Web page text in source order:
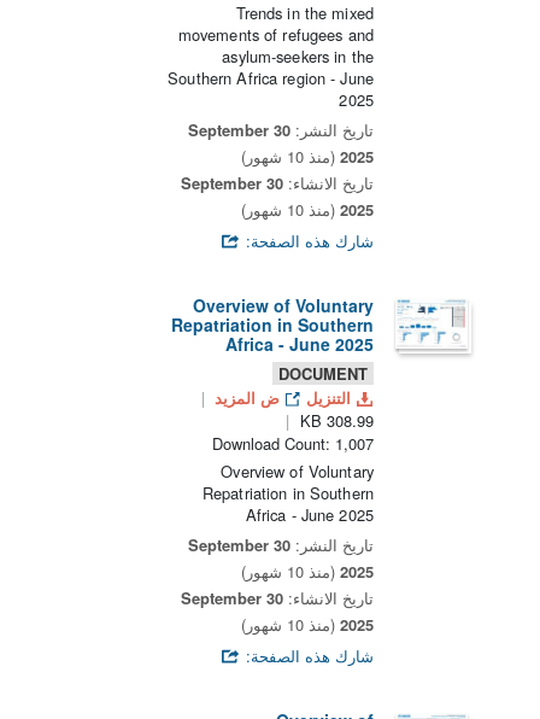
Trends in the mixed
movements of refugees and
asylum-seekers in the
Southern Africa region - June
2025
تاريخ النشر:
30 September
2025 (منذ 10 شهور)
تاريخ الانشاء:
30 September
2025 (منذ 10 شهور)
شارك هذه الصفحة:
Overview of Voluntary
Repatriation in Southern
Africa - June 2025
DOCUMENT
التنزيل
ض المزيد
308.99 KB
Download Count: 1,007
Overview of Voluntary
Repatriation in Southern
Africa - June 2025
تاريخ النشر:
30 September
2025 (منذ 10 شهور)
تاريخ الانشاء:
30 September
2025 (منذ 10 شهور)
شارك هذه الصفحة: